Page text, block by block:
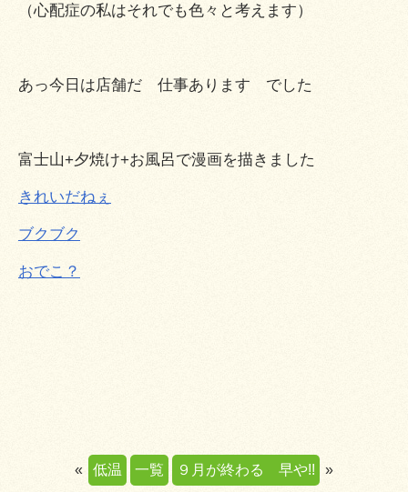
（心配症の私はそれでも色々と考えます）
あっ今日は店舗だ 仕事あります でした
富士山+夕焼け+お風呂で漫画を描きました
きれいだねぇ
ブクブク
おでこ？
« 低温 一覧 ９月が終わる 早や!! »